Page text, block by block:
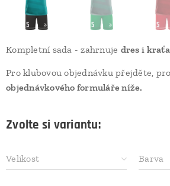
Kompletní sada - zahrnuje dres i
Pro klubovou objednávku přejděte,
objednávkového formuláře níže.
Zvolte si variantu:
Velikost Barva